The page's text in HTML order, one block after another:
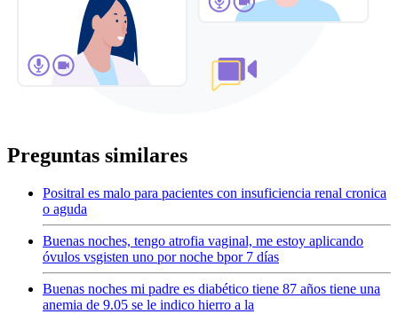
Preguntas similares
Positral es malo para pacientes con insuficiencia renal cronica
o aguda
Buenas noches, tengo atrofia vaginal, me estoy aplicando
óvulos vsgisten uno por noche bpor 7 días
Buenas noches mi padre es diabético tiene 87 años tiene una
anemia de 9.05 se le indico hierro a la